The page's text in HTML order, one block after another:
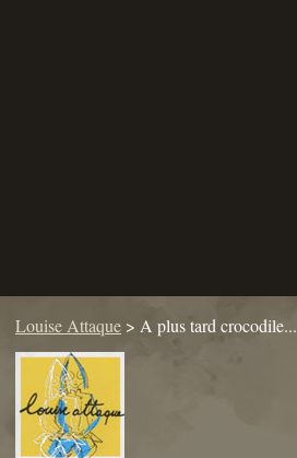
Louise Attaque > A plus tard crocodile...